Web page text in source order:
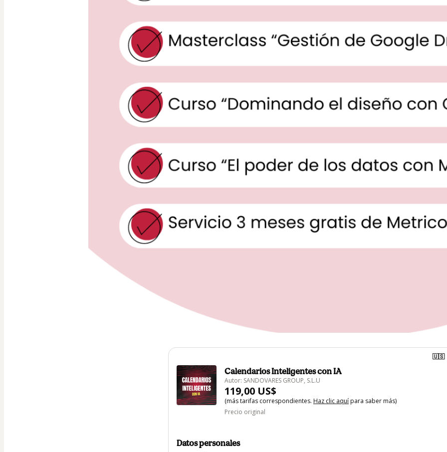
🇺🇸
Calendarios Inteligentes con IA
Autor: SANDOVARES GROUP, S.L.U
119,00 US$
(más tarifas correspondientes. Haz clic aquí para saber más)
Precio original
Datos personales